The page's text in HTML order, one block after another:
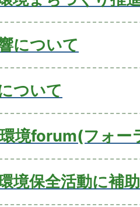
について
ついて
境forum(フォ
境保全活動に補